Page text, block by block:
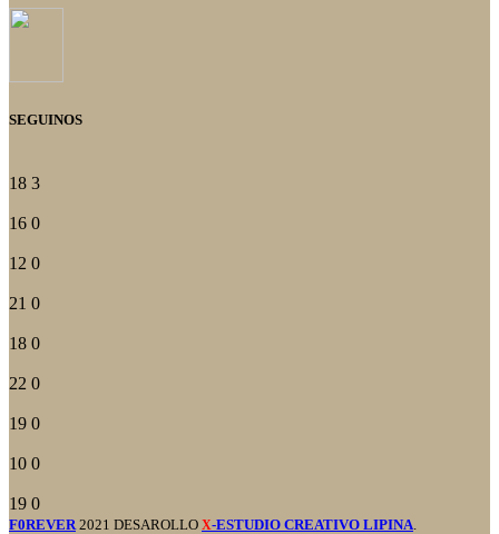
SEGUINOS
18 3
16 0
12 0
21 0
18 0
22 0
19 0
10 0
19 0
F0REVER 2021 DESAROLLO X-ESTUDIO CREATIVO LIPINA